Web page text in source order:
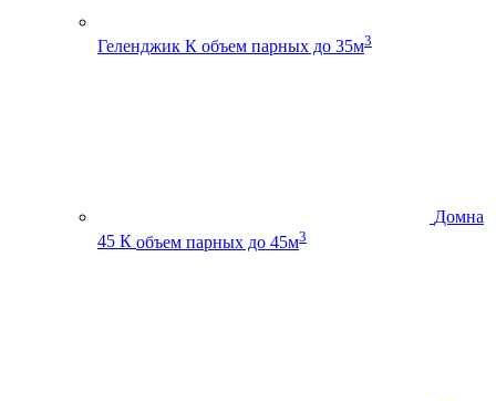
Геленджик К объем парных до 35м3
Домна
45 К объем парных до 45м3